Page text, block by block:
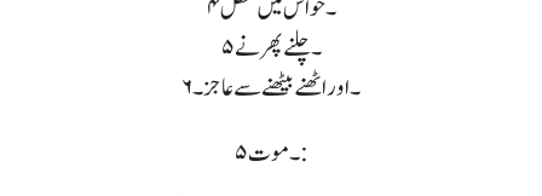
۵۔ چلنے پھرنے
۶۔ اور اٹھنے بیٹھنے سے عاجز ۔
۵۔ موت: